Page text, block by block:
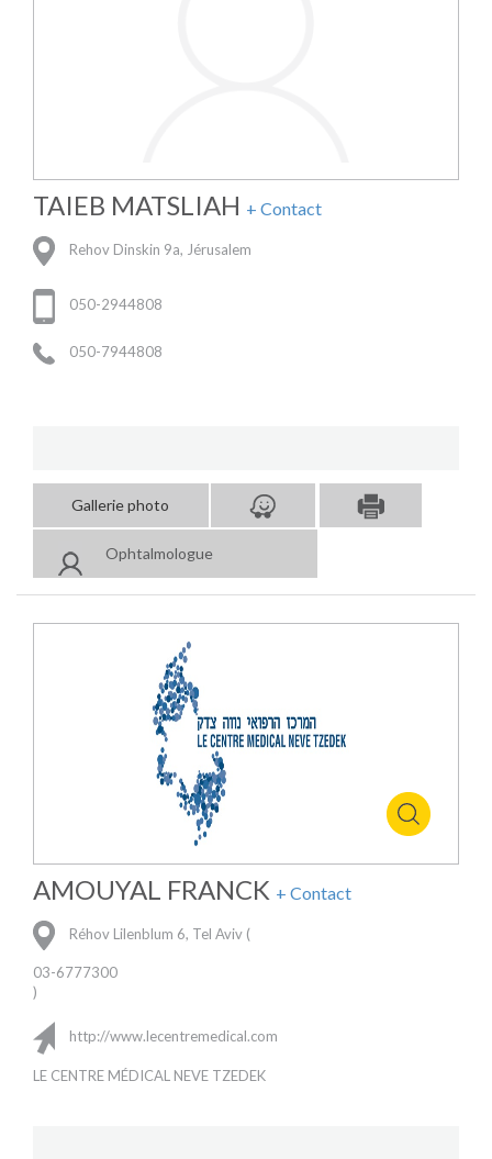
TAIEB MATSLIAH + Contact
Rehov Dinskin 9a, Jérusalem
050-2944808
050-7944808
Gallerie photo
Ophtalmologue
AMOUYAL FRANCK + Contact
Réhov Lilenblum 6, Tel Aviv (
03-6777300
)
http://www.lecentremedical.com
LE CENTRE MÉDICAL NEVE TZEDEK